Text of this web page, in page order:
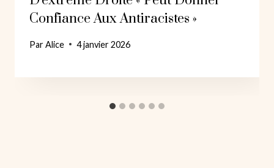
Confiance Aux Antiracistes »
ParAlice 4 janvier 2026